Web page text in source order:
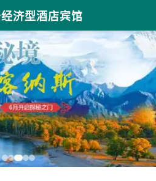
济型酒店宾馆